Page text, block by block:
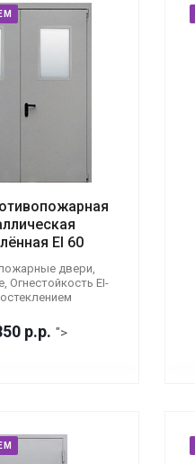
EI 60
двери,
Огнестойкость EI-
р.р. ">